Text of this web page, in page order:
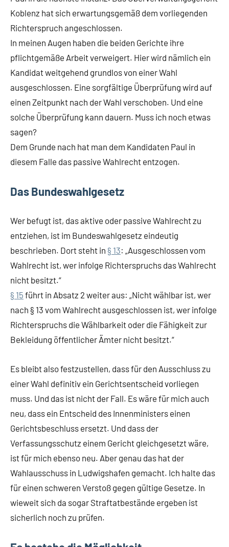
Koblenz hat sich erwartungsgemäß dem vorliegenden
Richterspruch angeschlossen.
In meinen Augen haben die beiden Gerichte ihre
pflichtgemäße Arbeit verweigert. Hier wird nämlich ein
Kandidat weitgehend grundlos von einer Wahl
ausgeschlossen. Eine sorgfältige Überprüfung wird auf
einen Zeitpunkt nach der Wahl verschoben. Und eine
solche Überprüfung kann dauern. Muss ich noch etwas
sagen?
Dem Grunde nach hat man dem Kandidaten Paul in
diesem Falle das passive Wahlrecht entzogen.
Das Bundeswahlgesetz
Wer befugt ist, das aktive oder passive Wahlrecht zu
entziehen, ist im Bundeswahlgesetz eindeutig
beschrieben. Dort steht in § 13: „Ausgeschlossen vom
Wahlrecht ist, wer infolge Richterspruchs das Wahlrecht
nicht besitzt.“
§ 15 führt in Absatz 2 weiter aus: „Nicht wählbar ist, wer
nach § 13 vom Wahlrecht ausgeschlossen ist, wer infolge
Richterspruchs die Wählbarkeit oder die Fähigkeit zur
Bekleidung öffentlicher Ämter nicht besitzt.“
Es bleibt also festzustellen, dass für den Ausschluss zu
einer Wahl definitiv ein Gerichtsentscheid vorliegen
muss. Und das ist nicht der Fall. Es wäre für mich auch
neu, dass ein Entscheid des Innenministers einen
Gerichtsbeschluss ersetzt. Und dass der
Verfassungsschutz einem Gericht gleichgesetzt wäre,
ist für mich ebenso neu. Aber genau das hat der
Wahlausschuss in Ludwigshafen gemacht. Ich halte das
für einen schweren Verstoß gegen gültige Gesetze. In
wieweit sich da sogar Straftatbestände ergeben ist
sicherlich noch zu prüfen.